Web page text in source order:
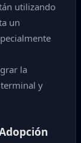
utilizando
un
la
y